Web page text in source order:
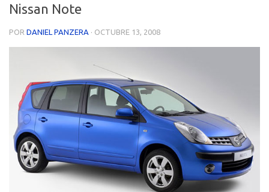
Nissan Note
POR DANIEL PANZERA · OCTUBRE 13, 2008